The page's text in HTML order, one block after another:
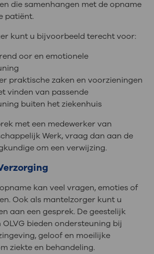
die samenhangen met de opname
patiënt.
kunt u bijvoorbeeld terecht voor:
oor en emotionele
praktische zaken en voorzieningen
vinden van passende
buiten het ziekenhuis
met een medewerker van
Werk, vraag dan aan de
om een verwijzing.
kan veel vragen, emoties of
Ook als mantelzorger kunt u
aan een gesprek. De geestelijk
bieden ondersteuning bij
geloof en moeilijke
ziekte en behandeling.